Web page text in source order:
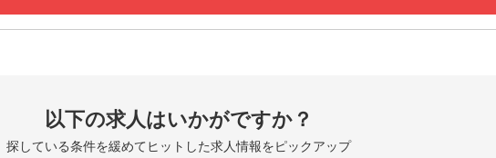
以下の求人はいかがですか？
探している条件を緩めてヒットした求人情報をピックアップ